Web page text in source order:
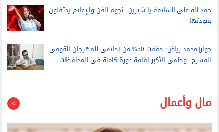
حمد لله على السلامة يا شيرين.. نجوم الفن والإعلام يحتفلون
بعودتها
حوار| محمد رياض: حققت 50% من أحلامى للمهرجان القومى
للمسرح.. وحلمى الأكبر إقامة دورة كاملة فى المحافظات
مال وأعمال